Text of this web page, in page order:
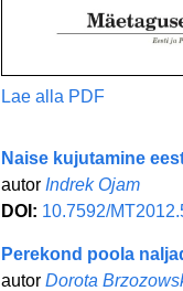
Lae alla PDF
Naise kujutamine
autor Indrek Ojam
DOI: 10.7592/
Perekond poola
autor Dorota